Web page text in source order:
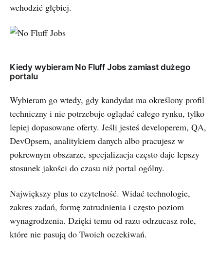
wchodzić głębiej.
Kiedy wybieram No Fluff Jobs zamiast dużego
portalu
Wybieram go wtedy, gdy kandydat ma określony profil
techniczny i nie potrzebuje oglądać całego rynku, tylko
lepiej dopasowane oferty. Jeśli jesteś developerem, QA,
DevOpsem, analitykiem danych albo pracujesz w
pokrewnym obszarze, specjalizacja często daje lepszy
stosunek jakości do czasu niż portal ogólny.
Największy plus to czytelność. Widać technologie,
zakres zadań, formę zatrudnienia i często poziom
wynagrodzenia. Dzięki temu od razu odrzucasz role,
które nie pasują do Twoich oczekiwań.